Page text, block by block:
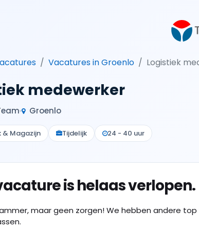
Vacatures in Groenlo Logistiek
medewerker
Groenlo
& Magazijn Tijdelijk 24 - 40 uur
is helaas verlopen.
maar geen zorgen! We hebben andere